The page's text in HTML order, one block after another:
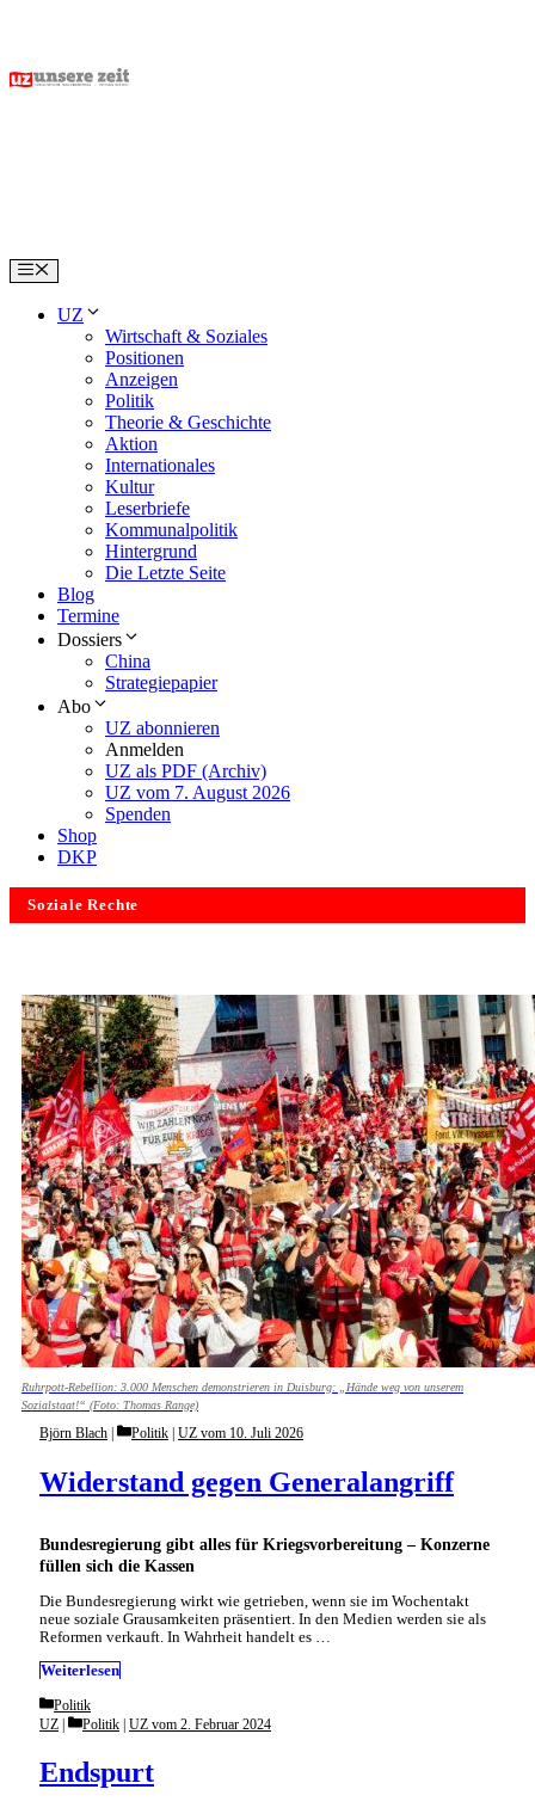
content
Menu
UZ
Wirtschaft & Soziales
Positionen
Anzeigen
Politik
Theorie & Geschichte
Aktion
Internationales
Kultur
Leserbriefe
Kommunalpolitik
Hintergrund
Die Letzte Seite
Blog
Termine
Dossiers
China
Strategiepapier
Abo
UZ abonnieren
Anmelden
UZ als PDF (Archiv)
UZ vom 7. August 2026
Spenden
Shop
DKP
Soziale Rechte
Ruhrpott-Rebellion: 3.000 Menschen demonstrieren in Duisburg: „Hände weg von unserem
Sozialstaat!“ (Foto: Thomas Range)
Bundesregierung gibt alles für Kriegsvorbereitung – Konzerne
füllen sich die Kassen
Widerstand gegen Generalangriff
Björn Blach Categories
Politik UZ vom 10. Juli 2026
Die Bundesregierung wirkt wie getrieben, wenn sie im Wochentakt
neue soziale Grausamkeiten präsentiert. In den Medien werden sie als
Reformen verkauft. In Wahrheit handelt es …
Weiterlesen
Categories
Politik
Endspurt
UZ Categories
Politik | UZ vom 2. Februar 2024